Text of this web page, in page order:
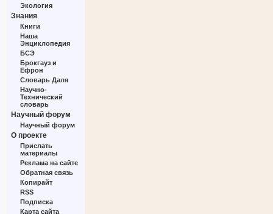
Экология
Знания
Книги
Наша
Энциклопедия
БСЭ
Брокгауз и
Ефрон
Словарь Даля
Научно-
Технический
словарь
Научный форум
Научный форум
О проекте
Прислать
материалы
Реклама на сайте
Обратная связь
Копирайт
RSS
Подписка
Карта сайта